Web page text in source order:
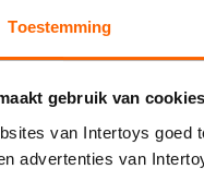
Toestemming
gebruik van cookies
van Intertoys goed
advertenties van
met oplichtende
met alle